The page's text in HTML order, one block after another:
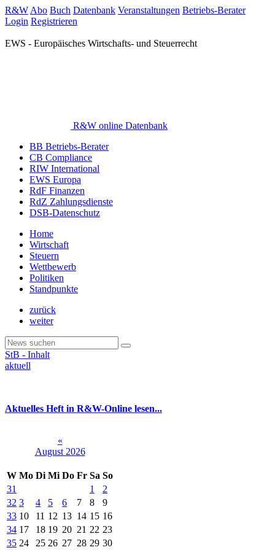
R&W Abo Buch Datenbank Veranstaltungen Betriebs-Berater
Login Registrieren
EWS - Europäisches Wirtschafts- und Steuerrecht
R&W online Datenbank
BB Betriebs-Berater
CB Compliance
RIW International
EWS Europa
RdF Finanzen
RdZ Zahlungsdienste
DSB-Datenschutz
Home
Wirtschaft
Steuern
Wettbewerb
Politiken
Standpunkte
zurück
weiter
StB - Inhalt
aktuell
Aktuelles Heft in R&W-Online lesen...
«
August 2026
W Mo Di Mi Do Fr Sa So
31
1
2
32 3 4 5 6 7 8
9
33 10 11 12 13 14 15 16
34 17 18 19 20 21 22 23
35 24 25 26 27 28 29 30